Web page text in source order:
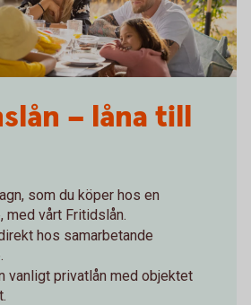
– låna till
som du köper hos en
med vårt Fritidslån.
hos samarbetande
vanligt privatlån med objektet